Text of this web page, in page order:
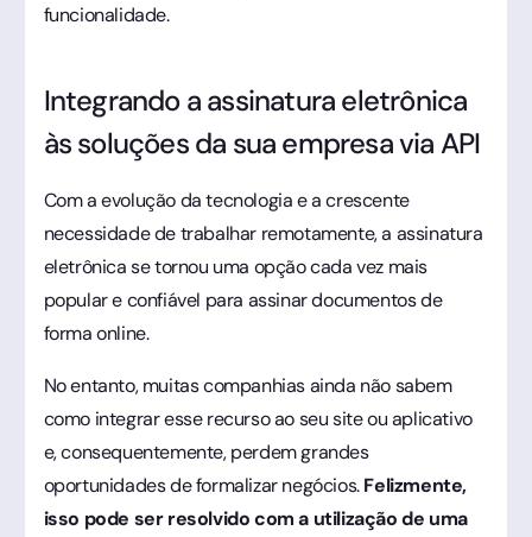
funcionalidade.
Integrando a assinatura eletrônica
às soluções da sua empresa via API
Com a evolução da tecnologia e a crescente
necessidade de trabalhar remotamente, a assinatura
eletrônica se tornou uma opção cada vez mais
popular e confiável para assinar documentos de
forma online.
No entanto, muitas companhias ainda não sabem
como integrar esse recurso ao seu site ou aplicativo
e, consequentemente, perdem grandes
oportunidades de formalizar negócios.Felizmente,
isso pode ser resolvido com a utilização de uma